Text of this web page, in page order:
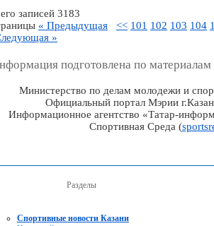
записей 3183
« Предыдущая << 101 102 103 104
»
подготовлена по
Министерство по делам молодежи и
Официальный портал Мэрии
Информационное агентство «Татар-
Спортивная Среда (
Разделы
Спортивные новости Казани